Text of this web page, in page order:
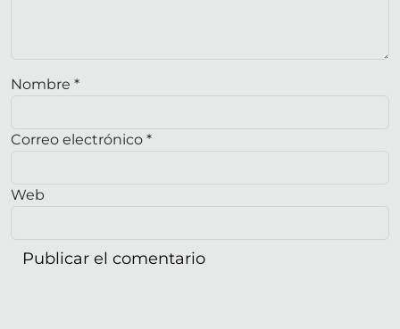
Nombre *
Correo electrónico *
Web